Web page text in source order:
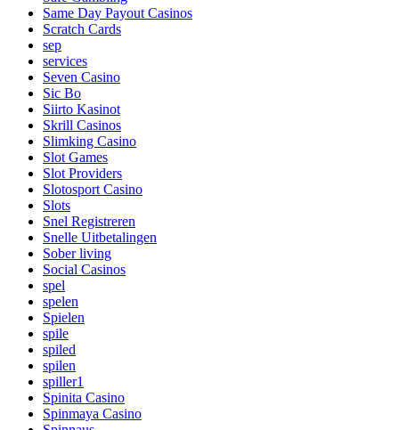
Same Day Payout Casinos
Scratch Cards
sep
services
Seven Casino
Sic Bo
Siirto Kasinot
Skrill Casinos
Slimking Casino
Slot Games
Slot Providers
Slotosport Casino
Slots
Snel Registreren
Snelle Uitbetalingen
Sober living
Social Casinos
spel
spelen
Spielen
spile
spiled
spilen
spiller1
Spinita Casino
Spinmaya Casino